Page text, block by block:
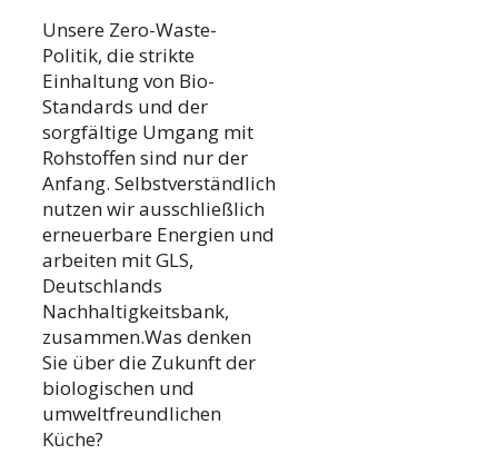
Unsere Zero-Waste-
Politik, die strikte
Einhaltung von Bio-
Standards und der
sorgfältige Umgang mit
Rohstoffen sind nur der
Anfang. Selbstverständlich
nutzen wir ausschließlich
erneuerbare Energien und
arbeiten mit GLS,
Deutschlands
Nachhaltigkeitsbank,
zusammen.Was denken
Sie über die Zukunft der
biologischen und
umweltfreundlichen
Küche?